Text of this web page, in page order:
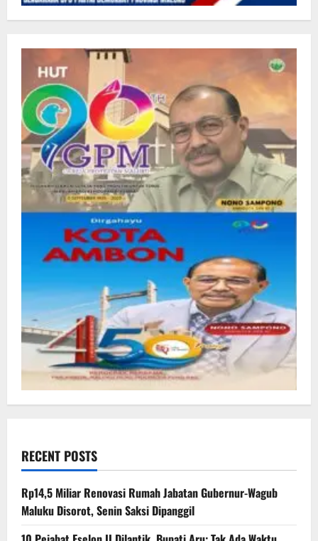
RECENT POSTS
Rp14,5 Miliar Renovasi Rumah Jabatan Gubernur-Wagub
Maluku Disorot, Senin Saksi Dipanggil